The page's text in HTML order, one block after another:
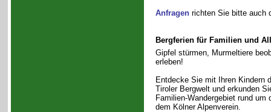
Anfragenrichten Sie bitte auch
Bergferien für Familien und
Gipfel stürmen, Murmeltiere
erleben!
Entdecke Sie mit Ihren Kindern
Tiroler Bergwelt und erkunden
Familien-Wandergebiet rund um
dem Kölner Alpenverein.